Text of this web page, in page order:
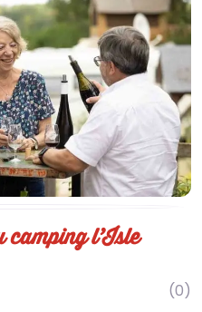
camping l’Isle
(0)